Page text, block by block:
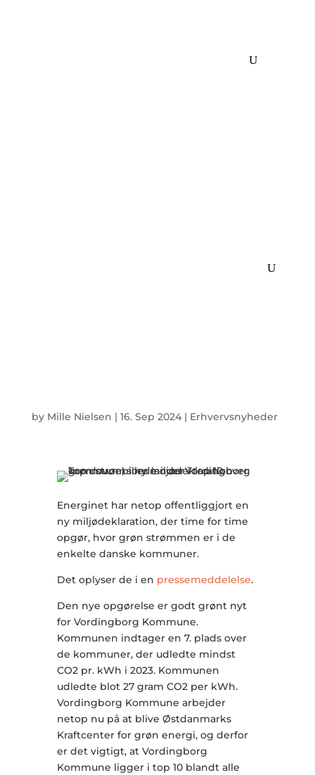
by Mille Nielsen | 16. Sep 2024| Erhvervsnyheder
Energinet har netop offentliggjort en
ny miljødeklaration, der time for time
opgør, hvor grøn strømmen er i de
enkelte danske kommuner.
Det oplyser de i en pressemeddelelse.
Den nye opgørelse er godt grønt nyt
for Vordingborg Kommune.
Kommunen indtager en 7. plads over
de kommuner, der udledte mindst
CO2 pr. kWh i 2023. Kommunen
udledte blot 27 gram CO2 per kWh.
Vordingborg Kommune arbejder
netop nu på at blive Østdanmarks
Kraftcenter for grøn energi, og derfor
er det vigtigt, at Vordingborg
Kommune ligger i top 10 blandt alle